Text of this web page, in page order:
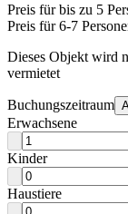
Preis für bis zu 5
Preis für 6-7
Dieses Objekt wird
vermietet
Buchungszeitraum
Erwachsene
Kinder
Haustiere